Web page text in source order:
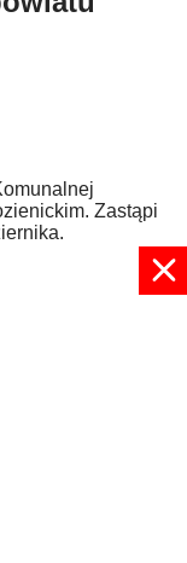
Zastąpi